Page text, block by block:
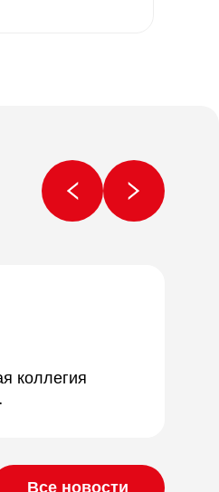
коллегия
Все новости